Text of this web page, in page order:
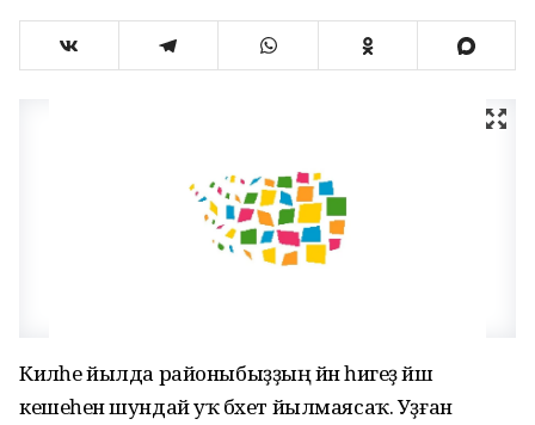
Киләһе йылда районыбыҙҙың йәнә һигеҙ йәш
кешеһенә шундай уҡ бәхет йылмаясаҡ. Уҙған